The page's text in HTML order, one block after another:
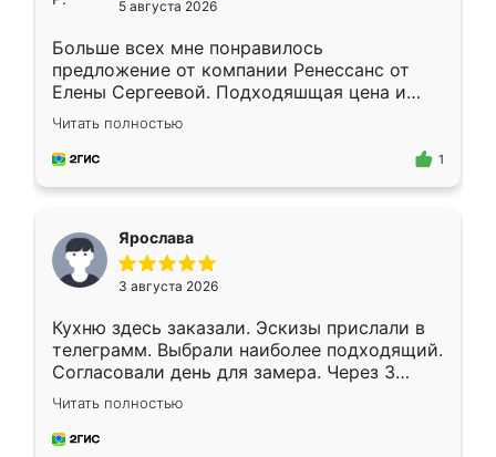
5 августа 2026
Больше всех мне понравилось
предложение от компании Ренессанс от
Елены Сергеевой. Подходяшщая цена и
короткие сроки изготовления. Приехавший
для замера сотрудник Владислав
предложил по моему эскизу самый
Читать полностью
1
Ярослава
3 августа 2026
Кухню здесь заказали. Эскизы прислали в
телеграмм. Выбрали наиболее подходящий.
Согласовали день для замера. Через 3
недели кухня была уже готова. Остались
довольны работой. Спасибо Ренессанс
мебель за качественную работу!
Читать полностью